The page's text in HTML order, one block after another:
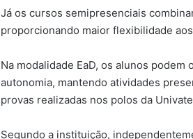
Já os cursos semipresenciais
proporcionando maior flexibilidade
Na modalidade EaD, os alunos
autonomia, mantendo atividades
provas realizadas nos polos da
Segundo a instituição,